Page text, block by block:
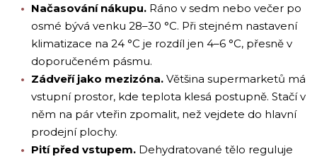
Načasování nákupu. Ráno v sedm nebo večer po
osmé bývá venku 28–30 °C. Při stejném nastavení
klimatizace na 24 °C je rozdíl jen 4–6 °C, přesně v
doporučeném pásmu.
Zádveří jako mezizóna. Většina supermarketů má
vstupní prostor, kde teplota klesá postupně. Stačí v
něm na pár vteřin zpomalit, než vejdete do hlavní
prodejní plochy.
Pití před vstupem. Dehydratované tělo reguluje